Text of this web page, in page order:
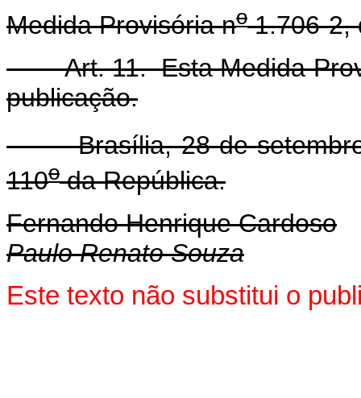
Medida Provisória no1.706-2,
Art. 11. Esta Medida
publicação.
Brasília, 28 de setembro
110oda República.
Fernando Henrique Cardoso
Paulo Renato Souza
Este texto não substitui o